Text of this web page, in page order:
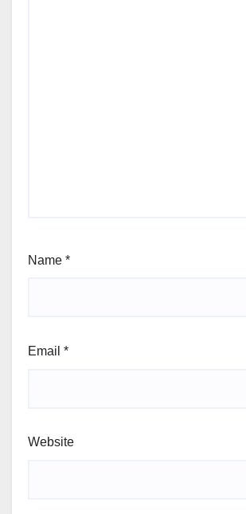
Name *
Email *
Website